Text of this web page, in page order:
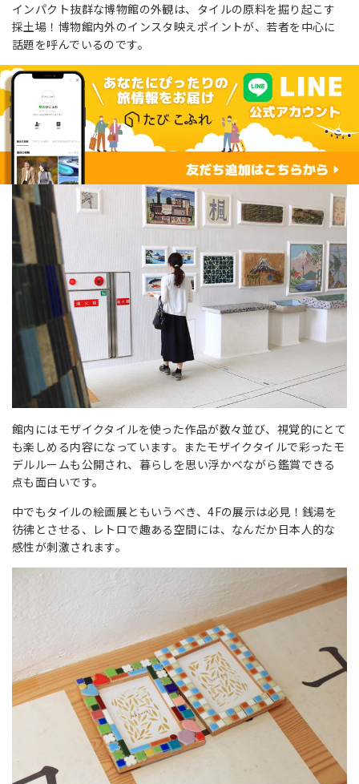
インパクト抜群な博物館の外観は、タイルの原料を掘り起こす
採土場！博物館内外のインスタ映えポイントが、若者を中心に
話題を呼んでいるのです。
館内にはモザイクタイルを使った作品が数々並び、視覚的にとて
も楽しめる内容になっています。またモザイクタイルで彩ったモ
デルルームも公開され、暮らしを思い浮かべながら鑑賞できる
点も面白いです。
中でもタイルの絵画展ともいうべき、4Fの展示は必見！銭湯を
彷彿とさせる、レトロで趣ある空間には、なんだか日本人的な
感性が刺激されます。